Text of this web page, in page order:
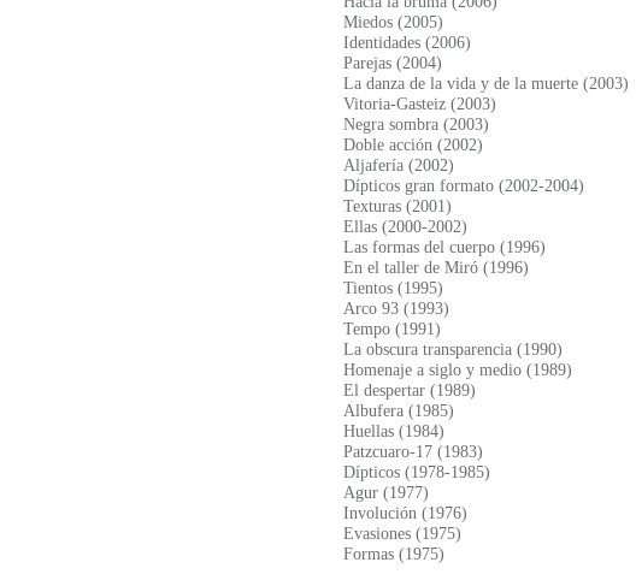
Miedos (2005)
Identidades (2006)
Parejas (2004)
La danza de la vida y de la muerte (2003)
Vitoria-Gasteiz (2003)
Negra sombra (2003)
Doble acción (2002)
Aljafería (2002)
Dípticos gran formato (2002-2004)
Texturas (2001)
Ellas (2000-2002)
Las formas del cuerpo (1996)
En el taller de Miró (1996)
Tientos (1995)
Arco 93 (1993)
Tempo (1991)
La obscura transparencia (1990)
Homenaje a siglo y medio (1989)
El despertar (1989)
Albufera (1985)
Huellas (1984)
Patzcuaro-17 (1983)
Dípticos (1978-1985)
Agur (1977)
Involución (1976)
Evasiones (1975)
Formas (1975)